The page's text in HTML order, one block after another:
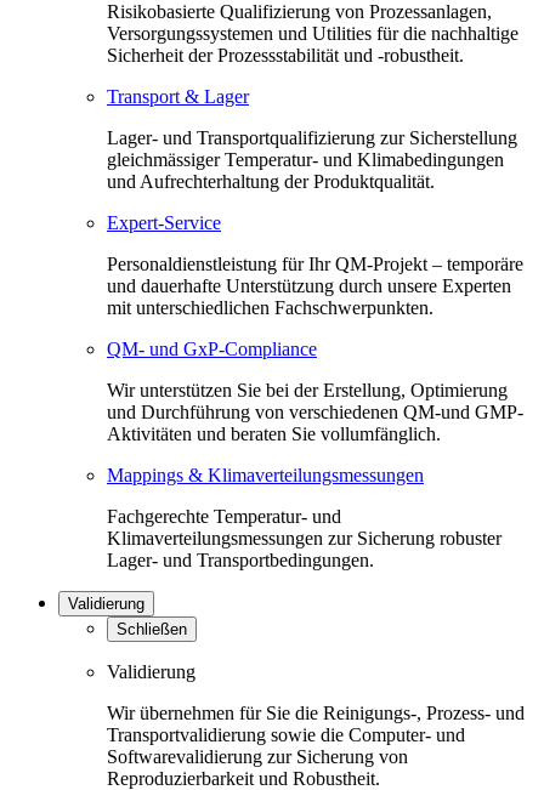
Risikobasierte Qualifizierung von Prozessanlagen,
Versorgungssystemen und Utilities für die nachhaltige
Sicherheit der Prozessstabilität und -robustheit.
Transport & Lager
Lager- und Transportqualifizierung zur Sicherstellung
gleichmässiger Temperatur- und Klimabedingungen
und Aufrechterhaltung der Produktqualität.
Expert-Service
Personaldienstleistung für Ihr QM-Projekt – temporäre
und dauerhafte Unterstützung durch unsere Experten
mit unterschiedlichen Fachschwerpunkten.
QM- und GxP-Compliance
Wir unterstützen Sie bei der Erstellung, Optimierung
und Durchführung von verschiedenen QM-und GMP-
Aktivitäten und beraten Sie vollumfänglich.
Mappings & Klimaverteilungsmessungen
Fachgerechte Temperatur- und
Klimaverteilungsmessungen zur Sicherung robuster
Lager- und Transportbedingungen.
Validierung
Schließen
Validierung
Wir übernehmen für Sie die Reinigungs-, Prozess- und
Transportvalidierung sowie die Computer- und
Softwarevalidierung zur Sicherung von
Reproduzierbarkeit und Robustheit.